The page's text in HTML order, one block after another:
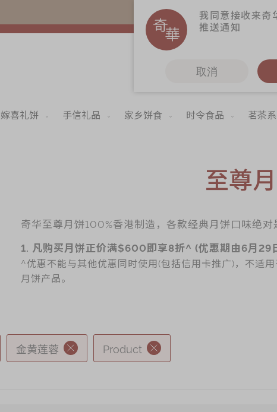
购物满$368(折扣后)即
奇华饼食
手信礼品
家乡饼食
时令食品
迪士尼系列
奇华LINE FRIENDS
更多
联络奇华
加入奇华
嫁喜礼饼 手信礼品 家乡饼食 时令食品 茗茶
至尊
奇华至尊月饼100%香港制造，各款经典月饼口味绝
1. 凡购买月饼正价满$600即享8折^ (优惠期由6月29
^优惠不能与其他优惠同时使用(包括信用卡推广)，不适
月饼产品。
金黄莲蓉 Product
我同意接收来奇
推送通知
取消